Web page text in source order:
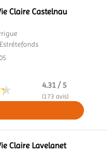
Claire Castelnau
4.31 / 5
(173 avis)
Claire Lavelanet